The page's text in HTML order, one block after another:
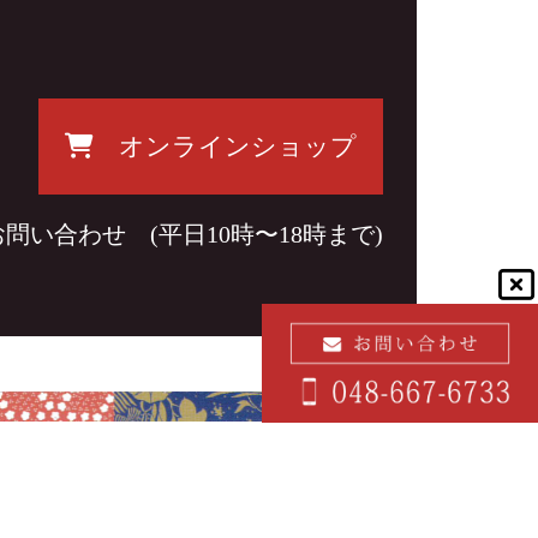
オンラインショップ
問い合わせ (平日10時〜18時まで)